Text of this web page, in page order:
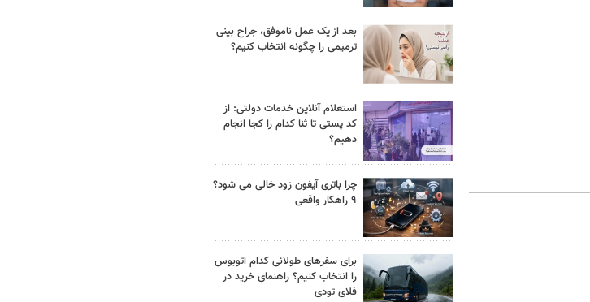
بعد از یک عمل ناموفق، جراح بینی
ترمیمی را چگونه انتخاب کنیم؟
استعلام آنلاین خدمات دولتی: از
کد پستی تا ثنا کدام را کجا انجام
دهیم؟
چرا باتری آیفون زود خالی می شود؟
۹ راهکار واقعی
برای سفرهای طولانی کدام اتوبوس
را انتخاب کنیم؟ راهنمای خرید در
فلای تودی